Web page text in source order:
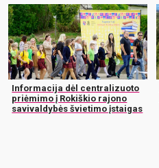
Informacija dėl centralizuoto
priėmimo į Rokiškio rajono
savivaldybės švietimo įstaigas